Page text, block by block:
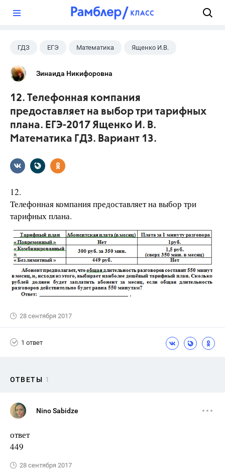
ГДЗ ЕГЭ Математика Ященко И.В.
Зинаида Никифоровна
12. Телефонная компания
предоставляет на выбор три тарифных
плана. ЕГЭ-2017 Ященко И. В.
Математика ГДЗ. Вариант 13.
12.
Телефонная компания предоставляет на выбор три
тарифных плана.
28 сентября 2017
1 ответ
ОТВЕТЫ 1
Nino Sabidze
ответ
449
28 сентября 2017